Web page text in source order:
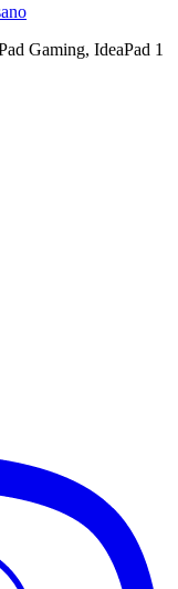
Gaming, IdeaPad 1